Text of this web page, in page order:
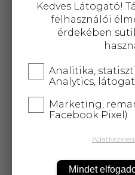
Cikkszám: 51428
6 229 Ft
Kedves Látogató!
felhasználói
érdekében
Analitika,
Analytics,
Marketing,
Facebook Pixel)
Mindet